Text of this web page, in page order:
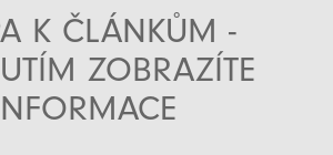
K ČLÁNKŮM -
ZOBRAZÍTE